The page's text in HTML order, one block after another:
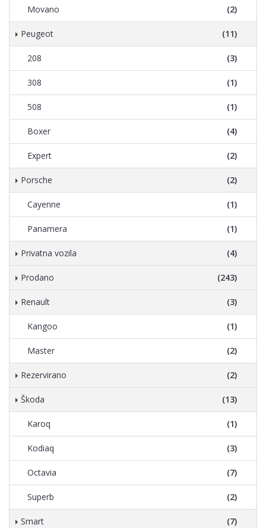
Movano (2)
Peugeot (11)
208 (3)
308 (1)
508 (1)
Boxer (4)
Expert (2)
Porsche (2)
Cayenne (1)
Panamera (1)
Privatna vozila (4)
Prodano (243)
Renault (3)
Kangoo (1)
Master (2)
Rezervirano (2)
Škoda (13)
Karoq (1)
Kodiaq (3)
Octavia (7)
Superb (2)
Smart (7)